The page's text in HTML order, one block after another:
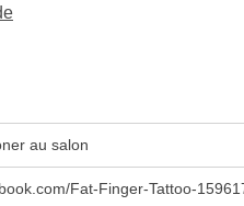
au salon
Fat-Finger-Tattoo-